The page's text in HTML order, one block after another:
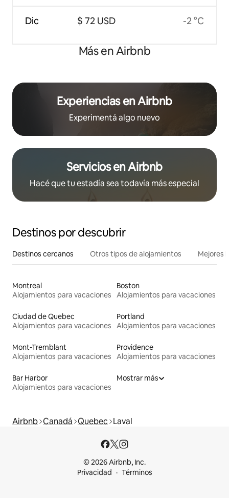
Dic $ 72 USD -2 °C
Más en Airbnb
Experiencias en Airbnb
Experimentá algo nuevo
Servicios en Airbnb
Hacé que tu estadía sea todavía más especial
Destinos por descubrir
Destinos cercanos Otros tipos de alojamientos Mejores
Montreal
Alojamientos para vacaciones
Boston
Alojamientos para vacaciones
Ciudad de Quebec
Alojamientos para vacaciones
Portland
Alojamientos para vacaciones
Mont-Tremblant
Alojamientos para vacaciones
Providence
Alojamientos para vacaciones
Bar Harbor
Alojamientos para vacaciones
Mostrar más
Airbnb Canadá Quebec Laval
© 2026 Airbnb, Inc.
Privacidad
Términos